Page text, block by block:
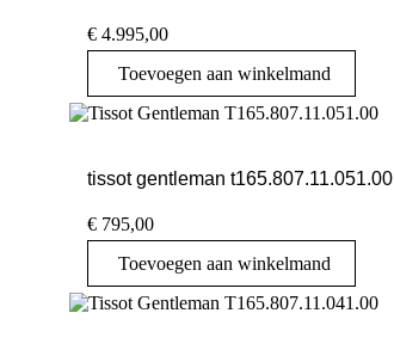
€ 4.995,00
Toevoegen aan winkelmand
tissot gentleman t165.807.11.051.00
€ 795,00
Toevoegen aan winkelmand